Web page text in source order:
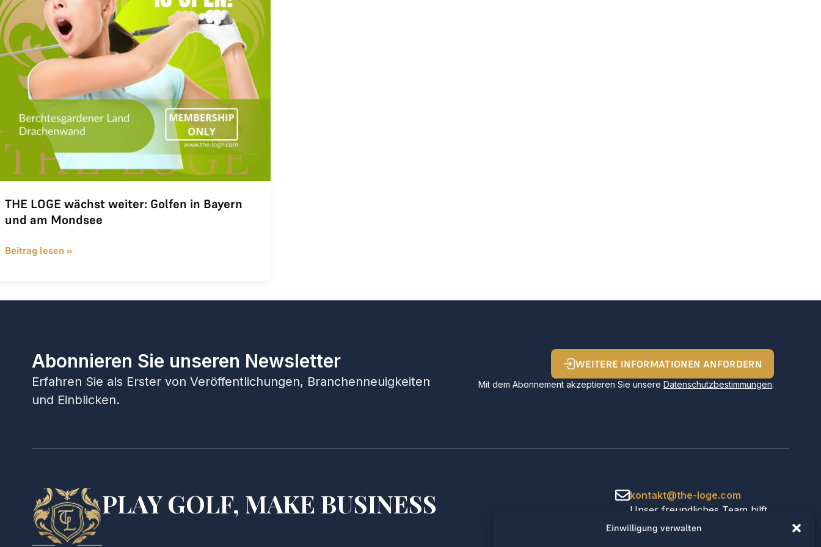
Einwilligung verwalten
THE LOGE wächst weiter: Golfen in Bayern
und am Mondsee
Beitrag lesen »
Abonnieren Sie unseren Newsletter
Erfahren Sie als Erster von Veröffentlichungen, Branchenneuigkeiten
und Einblicken.
WEITERE INFORMATIONEN ANFORDERN
Mit dem Abonnement akzeptieren Sie unsereDatenschutzbestimmungen.
PLAY GOLF, MAKE BUSINESS
kontakt@the-loge.com
Unser freundliches Team hilft
Ihnen gerne weiter.